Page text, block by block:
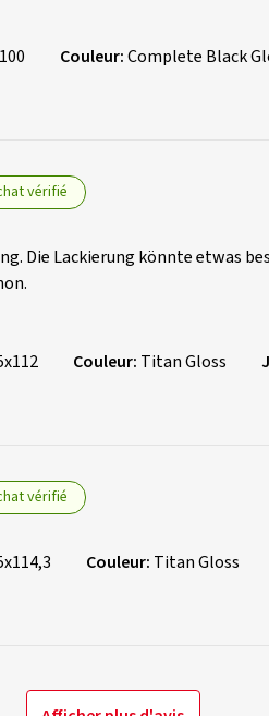
Couleur:Complete Black
vérifié
Die Lackierung könnte etwas
Couleur: Titan Gloss
vérifié
Couleur: Titan Gloss